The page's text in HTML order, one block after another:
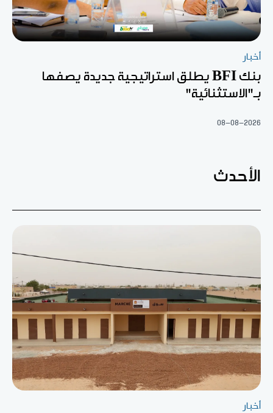
أخبار
بنك BFI يطلق استراتيجية جديدة يصفها
بـ"الاستثنائية"
08-08-2026
الأحدث
أخبار